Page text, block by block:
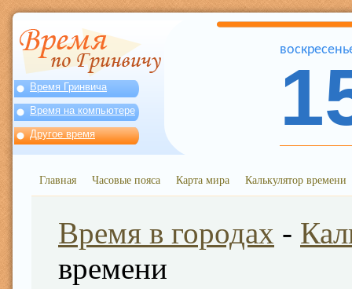
Время Гринвича
Время на компьютере
Другое время
Главная Часовые пояса Карта мира Калькулятор времени
Время в городах -
времени